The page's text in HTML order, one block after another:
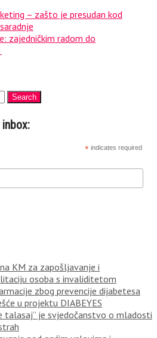
– zašto je presudan kod
zajedničkim radom do
inbox:
* indicates required
KM za zapošljavanje i
osoba s invaliditetom
zbog prevencije dijabetesa
u projektu DIABEYES
talasaj” je svjedočanstvo o mladosti